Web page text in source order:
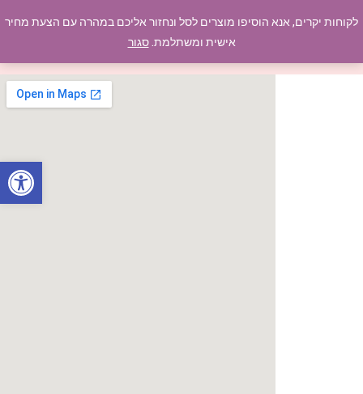
פתח
לקוחות יקרים, אנא הוסיפו מוצרים לסל ונחזור אליכם במהרה עם הצעת מחיר
אישית ומשתלמת.סגור